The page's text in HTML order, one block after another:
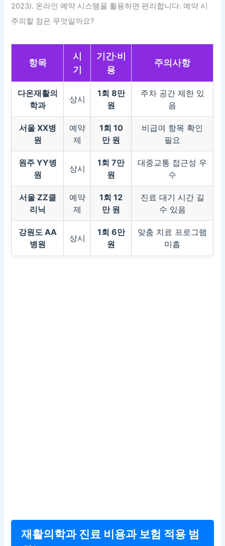
2023). 온라인 예약 시스템을 활용하면 편리합니다. 예약 시
주의할 점은 무엇일까요?
항목
시
기
기간·비
용
주의사항
다온재활의
학과
상시
1회 8만
원
주차 공간 제한 있
음
서울 XX병
원
예약
제
1회 10
만 원
비급여 항목 확인
필요
원주 YY병
원
상시
1회 7만
원
대중교통 접근성 우
수
서울 ZZ클
리닉
예약
제
1회 12
만 원
진료 대기 시간 길
수 있음
강원도 AA
병원
상시
1회 6만
원
맞춤 치료 프로그램
미흡
재활의학과 진료 비용과 보험 적용 범